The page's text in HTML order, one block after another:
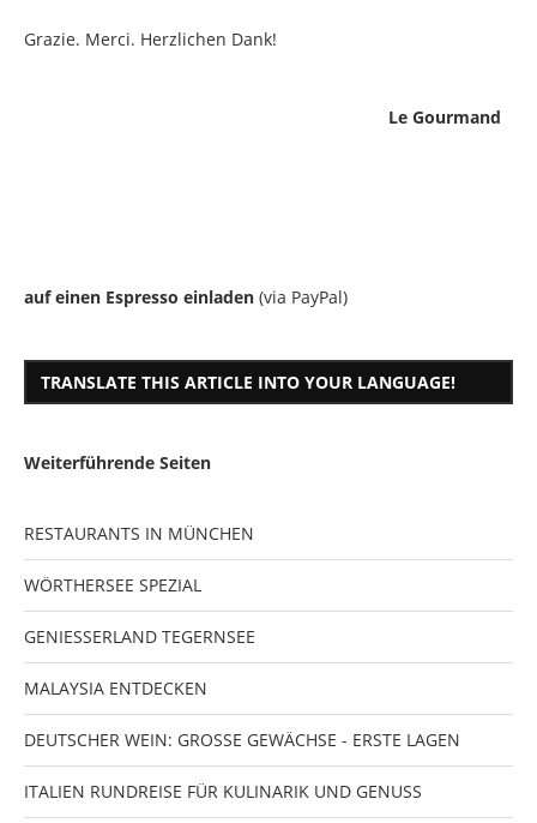
Grazie. Merci. Herzlichen Dank!
Le Gourmand
auf einen Espresso einladen (via PayPal)
TRANSLATE THIS ARTICLE INTO YOUR LANGUAGE!
Weiterführende Seiten
RESTAURANTS IN MÜNCHEN
WÖRTHERSEE SPEZIAL
GENIESSERLAND TEGERNSEE
MALAYSIA ENTDECKEN
DEUTSCHER WEIN: GROSSE GEWÄCHSE - ERSTE LAGEN
ITALIEN RUNDREISE FÜR KULINARIK UND GENUSS